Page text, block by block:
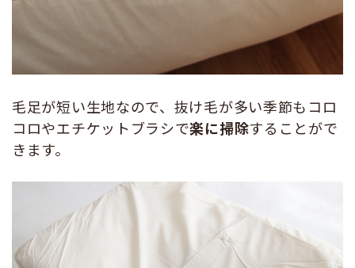
毛足が短い生地なので、抜け毛が多い季節もコロ
コロやエチケットブラシで楽に掃除することがで
きます。